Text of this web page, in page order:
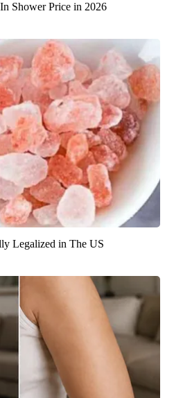
Shower Price in 2026
Legalized in The US